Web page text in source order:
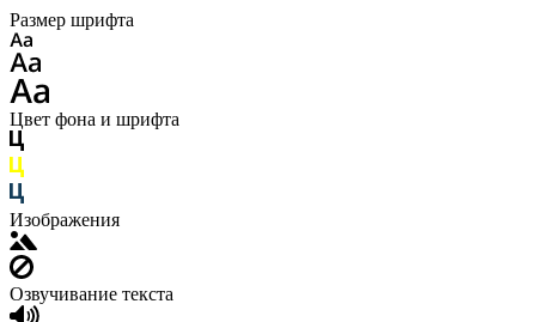
Размер шрифта
Цвет фона и шрифта
Изображения
Озвучивание текста